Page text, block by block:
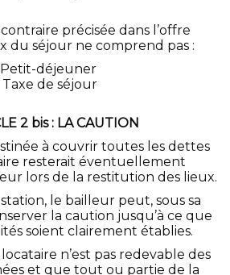
précisée dans l’offre
du séjour ne comprend pas :
Petit-déjeuner
Taxe de séjour
2 bis : LA CAUTION
à couvrir toutes les dettes
resterait éventuellement
lors de la restitution des lieux.
le bailleur peut, sous sa
la caution jusqu’à ce que
soient clairement établies.
locataire n’est pas redevable des
et que tout ou partie de la